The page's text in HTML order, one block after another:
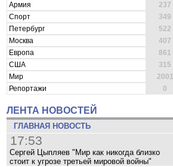
Армия
237
Спорт
349
Петербург
522
Москва
407
Европа
861
США
315
Мир
2001
Репортажи
0
ЛЕНТА НОВОСТЕЙ
ГЛАВНАЯ НОВОСТЬ
17:53
Сергей Цыпляев "Мир как никогда близко
стоит к угрозе третьей мировой войны"